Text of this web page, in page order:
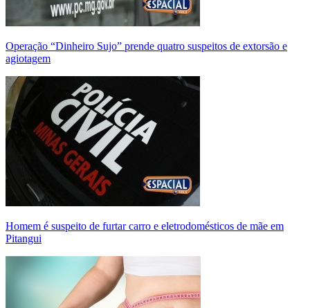
Operação “Dinheiro Sujo” prende quatro suspeitos de extorsão e
agiotagem
Homem é suspeito de furtar carro e eletrodomésticos de mãe em
Pitangui